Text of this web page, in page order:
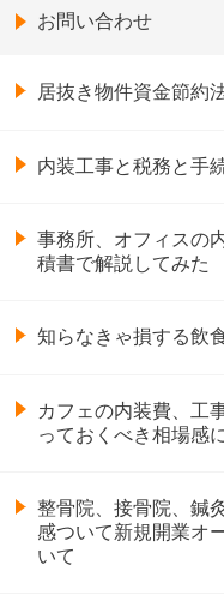
お問い合わせ
居抜き物件資金節約
内装工事と税務と手
事務所、オフィスの
積書で解説してみた
知らなきゃ損する飲
カフェの内装費、工
っておくべき相場感
整骨院、接骨院、鍼
感ついて新規開業オ
いて